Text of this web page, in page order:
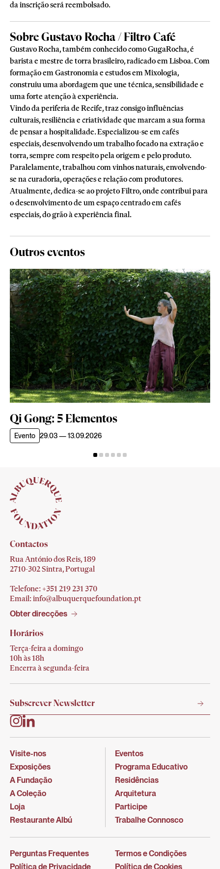
da inscrição será reembolsado.
Sobre Gustavo Rocha / Filtro Café
Gustavo Rocha, também conhecido como GugaRocha, é
barista e mestre de torra brasileiro, radicado em Lisboa. Com
formação em Gastronomia e estudos em Mixologia,
construiu uma abordagem que une técnica, sensibilidade e
uma forte atenção à experiência.
Vindo da periferia de Recife, traz consigo influências
culturais, resiliência e criatividade que marcam a sua forma
de pensar a hospitalidade. Especializou-se em cafés
especiais, desenvolvendo um trabalho focado na extração e
torra, sempre com respeito pela origem e pelo produto.
Paralelamente, trabalhou com vinhos naturais, envolvendo-
se na curadoria, operações e relação com produtores.
Atualmente, dedica-se ao projeto Filtro, onde contribui para
o desenvolvimento de um espaço centrado em cafés
especiais, do grão à experiência final.
Outros eventos
Qi Gong: 5 Elementos
Evento 29.03 — 13.09.2026
Contactos
Rua António dos Reis, 189
2710-302 Sintra, Portugal
Telefone: +351 219 231 370
Email:info@albuquerquefoundation.pt
Obter direcções
Horários
Terça-feira a domingo
10h às 18h
Encerra à segunda-feira
Visite-nos
Exposições
A Fundação
A Coleção
Loja
Restaurante Albú
Eventos
Programa Educativo
Residências
Arquitetura
Participe
Trabalhe Connosco
Perguntas Frequentes
Termos e Condições
Política de Privacidade
Política de Cookies